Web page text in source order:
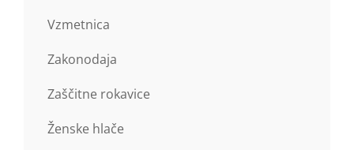
Vzmetnica
Zakonodaja
Zaščitne rokavice
Ženske hlače